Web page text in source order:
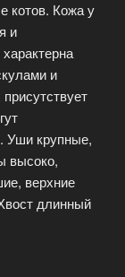
котов. Кожа у
и
и
Уши крупные,
высоко,
верхние
длинный